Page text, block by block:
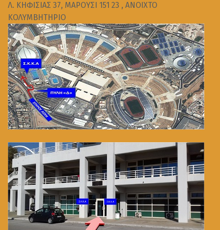
Λ. ΚΗΦΙΣΙΑΣ 37, ΜΑΡΟΥΣΙ 151 23 , ΑΝΟΙΧΤΟ
ΚΟΛΥΜΒΗΤΗΡΙΟ